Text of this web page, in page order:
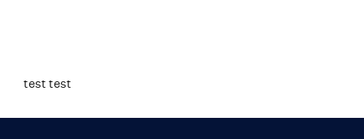
test test